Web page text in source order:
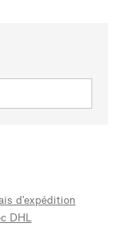
d'expédition
DHL